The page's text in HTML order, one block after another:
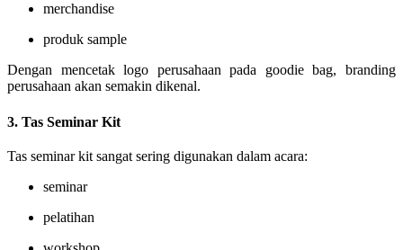
merchandise
produk sample
Dengan mencetak logo perusahaan pada goodie bag, branding
perusahaan akan semakin dikenal.
3. Tas Seminar Kit
Tas seminar kit sangat sering digunakan dalam acara:
seminar
pelatihan